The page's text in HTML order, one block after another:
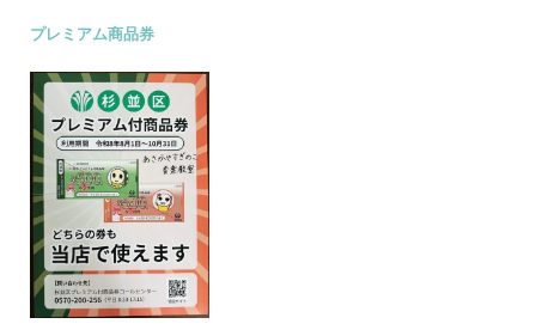
プレミアム商品券